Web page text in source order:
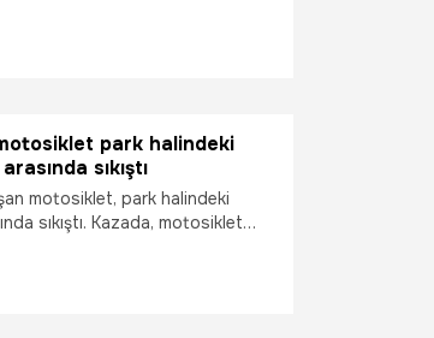
park halindeki
sıkıştı
motosiklet, park halindeki
sıkıştı. Kazada, motosiklet